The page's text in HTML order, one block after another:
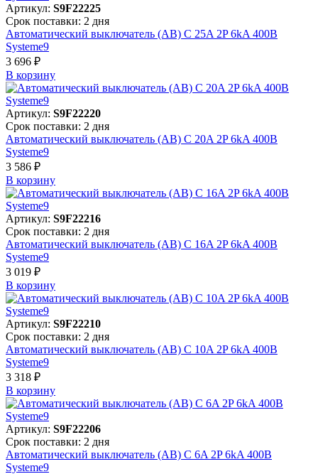
Артикул: S9F22225
Срок поставки: 2 дня
Автоматический выключатель (АВ) C 25A 2P 6kA 400В
Systeme9
3 696 ₽
В корзинy
Артикул: S9F22220
Срок поставки: 2 дня
Автоматический выключатель (АВ) C 20A 2P 6kA 400В
Systeme9
3 586 ₽
В корзинy
Артикул: S9F22216
Срок поставки: 2 дня
Автоматический выключатель (АВ) C 16A 2P 6kA 400В
Systeme9
3 019 ₽
В корзинy
Артикул: S9F22210
Срок поставки: 2 дня
Автоматический выключатель (АВ) C 10A 2P 6kA 400В
Systeme9
3 318 ₽
В корзинy
Артикул: S9F22206
Срок поставки: 2 дня
Автоматический выключатель (АВ) C 6A 2P 6kA 400В
Systeme9